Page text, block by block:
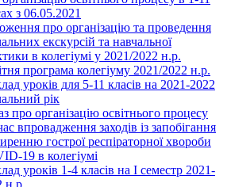
з 06.05.2021
про організацію та проведення
екскурсій та навчальної
в колегіумі у 2021/2022 н.р.
програма колегіуму 2021/2022 н.р.
уроків для 5-11 класів на 2021-2022
рік
про організацію освітнього процесу
впровадження заходів із запобігання
гострої респіраторної хвороби
19 в колегіумі
уроків 1-4 класів на І семестр 2021-